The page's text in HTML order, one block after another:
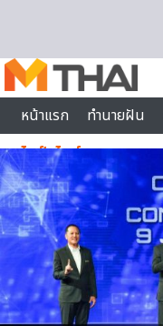
หน้าแรก
ทำนายฝัน
ไลฟ์สไตล์